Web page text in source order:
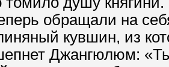
обращали на
кувшин, из
Джангюлюм: